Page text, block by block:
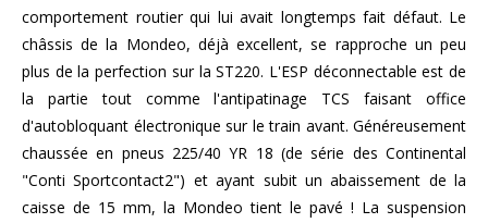
comportement routier qui lui avait longtemps fait défaut. Le
châssis de la Mondeo, déjà excellent, se rapproche un peu
plus de la perfection sur la ST220. L'ESP déconnectable est de
la partie tout comme l'antipatinage TCS faisant office
d'autobloquant électronique sur le train avant. Généreusement
chaussée en pneus 225/40 YR 18 (de série des Continental
"Conti Sportcontact2") et ayant subit un abaissement de la
caisse de 15 mm, la Mondeo tient le pavé ! La suspension